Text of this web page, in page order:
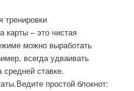
тренировки
карты – это чистая
можно выработать
всегда удваивать
ставке.
простой блокнот: